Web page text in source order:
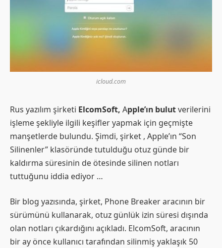
icloud.com
Rus yazılım şirketi ElcomSoft, Apple’ın bulutverilerini
işleme şekliyle ilgili keşifler yapmak için geçmişte
manşetlerde bulundu. Şimdi, şirket , Apple’ın “Son
Silinenler” klasöründe tutulduğu otuz günde bir
kaldırma süresinin de ötesinde silinen notları
tuttuğunu iddia ediyor …
Bir blog yazısında, şirket, Phone Breaker aracının bir
sürümünü kullanarak, otuz günlük izin süresi dışında
olan notları çıkardığını açıkladı. ElcomSoft, aracının
bir ay önce kullanıcı tarafından silinmiş yaklaşık 50